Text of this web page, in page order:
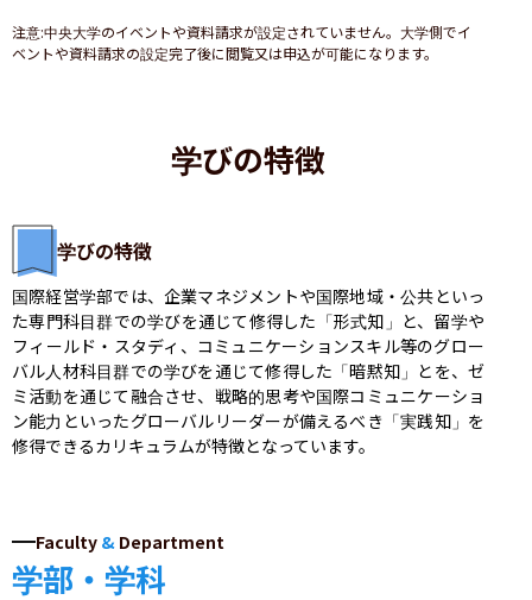
注意:中央大学のイベントや資料請求が設定されていません。大学側でイ
ベントや資料請求の設定完了後に閲覧又は申込が可能になります。
学びの特徴
学びの特徴
国際経営学部では、企業マネジメントや国際地域・公共といっ
た専門科目群での学びを通じて修得した「形式知」と、留学や
フィールド・スタディ、コミュニケーションスキル等のグロー
バル人材科目群での学びを通じて修得した「暗黙知」とを、ゼ
ミ活動を通じて融合させ、戦略的思考や国際コミュニケーショ
ン能力といったグローバルリーダーが備えるべき「実践知」を
修得できるカリキュラムが特徴となっています。
Faculty & Department
学部・学科